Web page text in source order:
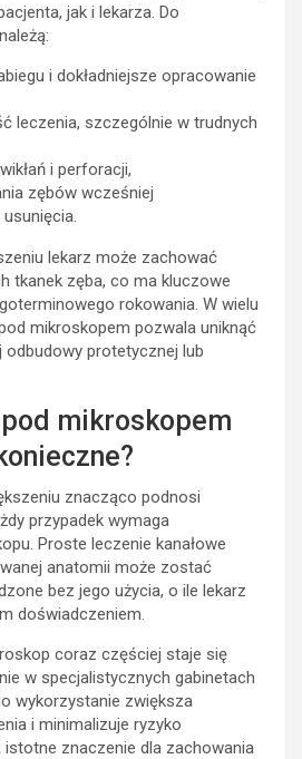
jak i lekarza. Do
i dokładniejsze opracowanie
leczenia, szczególnie w trudnych
i perforacji,
zębów wcześniej
lekarz może zachować
tkanek zęba, co ma kluczowe
rokowania. W wielu
mikroskopem pozwala uniknąć
protetycznej lub
mikroskopem
znacząco podnosi
przypadek wymaga
Proste leczenie kanałowe
anatomii może zostać
bez jego użycia, o ile lekarz
doświadczeniem.
coraz częściej staje się
w specjalistycznych gabinetach
wykorzystanie zwiększa
i minimalizuje ryzyko
znaczenie dla zachowania